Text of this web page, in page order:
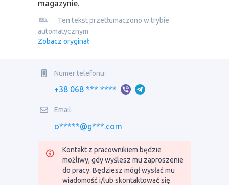
magazynie.
Ten tekst przetłumaczono w trybie
automatycznym
Zobacz oryginał
Numer telefonu:
+38 068 *** ****
Email
o*****@g***.com
Kontakt z pracownikiem będzie
możliwy, gdy wyślesz mu zaproszenie
do pracy. Będziesz mógł wysłać mu
wiadomość i/lub skontaktować się